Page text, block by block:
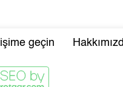
geçin